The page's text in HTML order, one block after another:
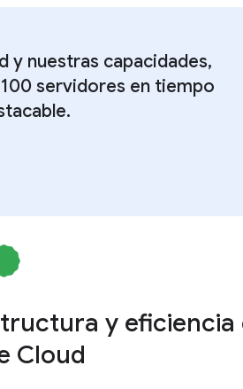
y nuestras capacidades,
servidores en tiempo
y eficiencia
Cloud